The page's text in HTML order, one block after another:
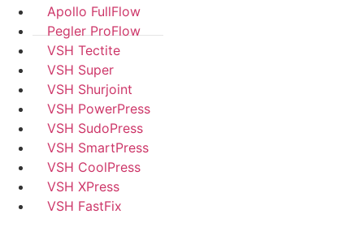
Apollo FullFlow
Pegler ProFlow
VSH Tectite
VSH Super
VSH Shurjoint
VSH PowerPress
VSH SudoPress
VSH SmartPress
VSH CoolPress
VSH XPress
VSH FastFix